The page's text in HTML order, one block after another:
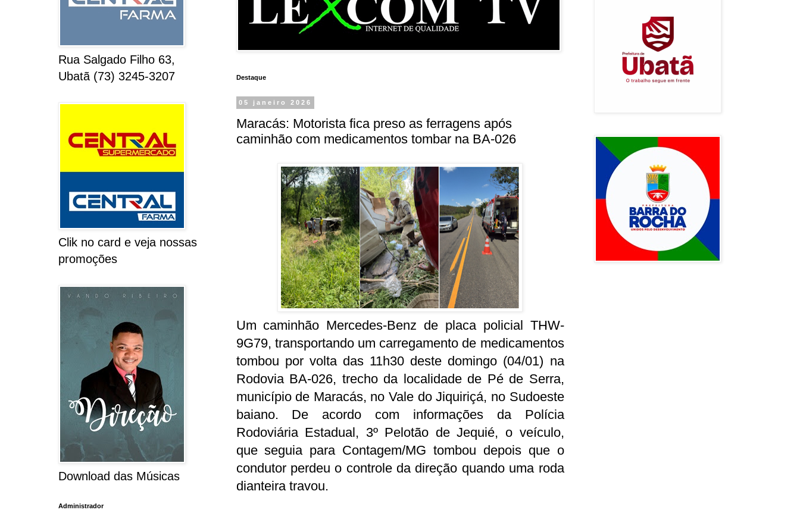
Destaque
05 janeiro 2026
Maracás: Motorista fica preso as ferragens após
caminhão com medicamentos tombar na BA-026
Um caminhão Mercedes-Benz de placa policial THW-
9G79, transportando um carregamento de medicamentos
tombou por volta das 11h30 deste domingo (04/01) na
Rodovia BA-026, trecho da localidade de Pé de Serra,
município de Maracás, no Vale do Jiquiriçá, no Sudoeste
baiano. De acordo com informações da Polícia
Rodoviária Estadual, 3º Pelotão de Jequié, o veículo,
que seguia para Contagem/MG tombou depois que o
condutor perdeu o controle da direção quando uma roda
dianteira travou.
Rua Salgado Filho 63,
Ubatã (73) 3245-3207
Clik no card e veja nossas
promoções
Download das Músicas
Administrador